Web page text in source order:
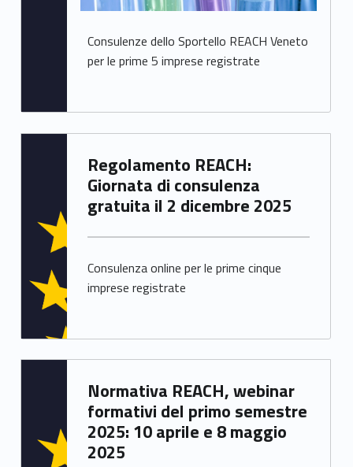
Consulenze dello Sportello REACH Veneto
per le prime 5 imprese registrate
Regolamento REACH:
Giornata di consulenza
gratuita il 2 dicembre 2025
Consulenza online per le prime cinque
imprese registrate
Normativa REACH, webinar
formativi del primo semestre
2025: 10 aprile e 8 maggio
2025